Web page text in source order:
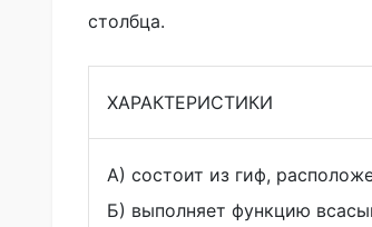
столбца.
ХАРАКТЕРИСТИКИ
А) состоит из гиф,
Б) выполняет функцию